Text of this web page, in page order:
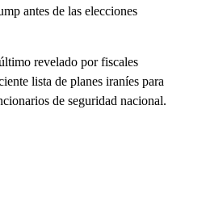
antes de las elecciones
revelado por fiscales
lista de planes iraníes para
de seguridad nacional.